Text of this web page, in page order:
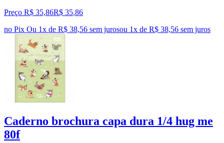
Preço R$ 35,86R$ 35,86
no Pix Ou 1x de R$ 38,56 sem jurosou 1x de R$ 38,56 sem juros
Caderno brochura capa dura 1/4 hug me
80f